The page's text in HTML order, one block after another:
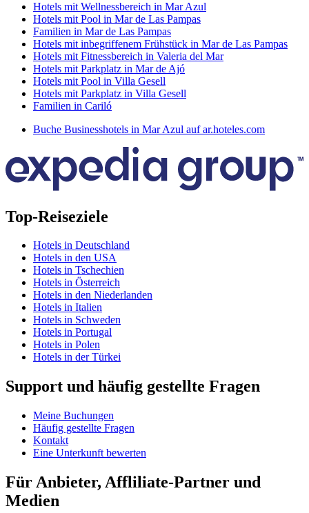
Hotels mit Wellnessbereich in Mar Azul
Hotels mit Pool in Mar de Las Pampas
Familien in Mar de Las Pampas
Hotels mit inbegriffenem Frühstück in Mar de Las Pampas
Hotels mit Fitnessbereich in Valeria del Mar
Hotels mit Parkplatz in Mar de Ajó
Hotels mit Pool in Villa Gesell
Hotels mit Parkplatz in Villa Gesell
Familien in Cariló
Buche Businesshotels in Mar Azul auf ar.hoteles.com
Top-Reiseziele
Hotels in Deutschland
Hotels in den USA
Hotels in Tschechien
Hotels in Österreich
Hotels in den Niederlanden
Hotels in Italien
Hotels in Schweden
Hotels in Portugal
Hotels in Polen
Hotels in der Türkei
Support und häufig gestellte Fragen
Meine Buchungen
Häufig gestellte Fragen
Kontakt
Eine Unterkunft bewerten
Für Anbieter, Affliliate-Partner und
Medien